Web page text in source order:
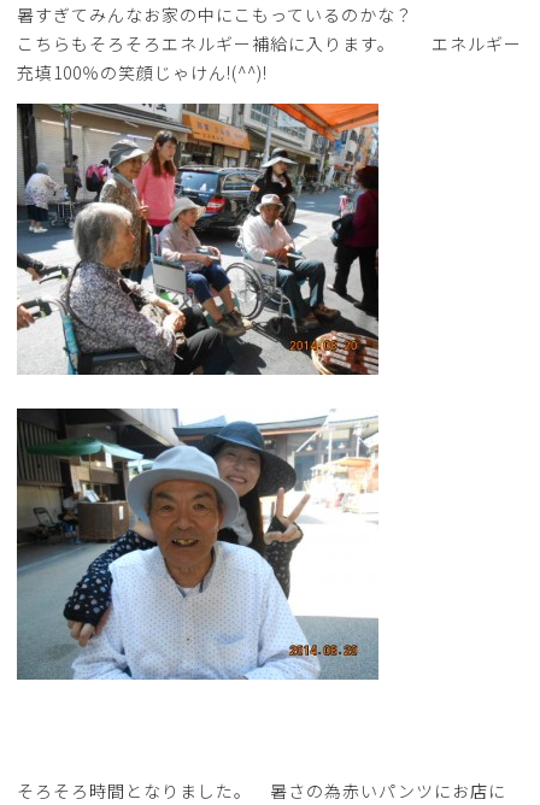
暑すぎてみんなお家の中にこもっているのかな？
こちらもそろそろエネルギー補給に入ります。 エネルギー
充填100％の笑顔じゃけん!(^^)!
そろそろ時間となりました。 暑さの為赤いパンツにお店に